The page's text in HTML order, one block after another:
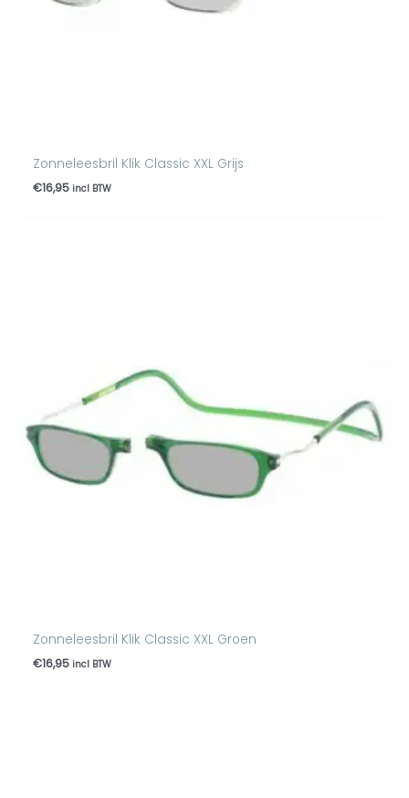
Zonneleesbril Klik Classic XXL Grijs
€16,95 incl BTW
Zonneleesbril Klik Classic XXL Groen
€16,95 incl BTW